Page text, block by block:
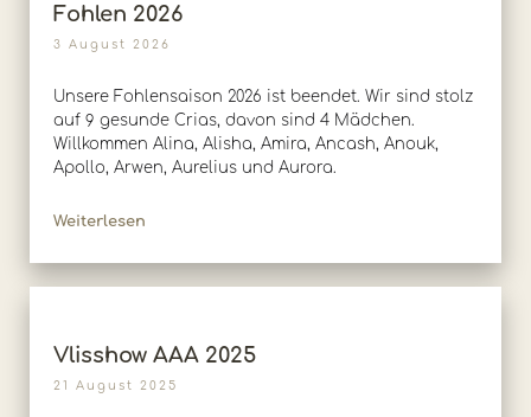
Fohlen 2026
3 August 2026
Unsere Fohlensaison 2026 ist beendet. Wir sind stolz
auf 9 gesunde Crias, davon sind 4 Mädchen.
Willkommen Alina, Alisha, Amira, Ancash, Anouk,
Apollo, Arwen, Aurelius und Aurora.
Weiterlesen
Vlisshow AAA 2025
21 August 2025